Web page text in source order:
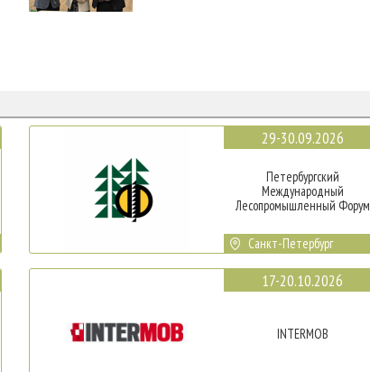
29-30.09.2026
Петербургский
Международный
Лесопромышленный Форум
Санкт-Петербург
17-20.10.2026
INTERMOB